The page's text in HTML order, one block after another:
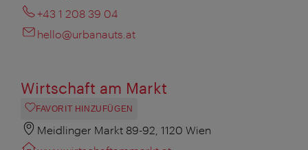
+43 1 208 39 04
hello@urbanauts.at
Wirtschaft am Markt
FAVORIT HINZUFÜGEN
Meidlinger Markt 89-92, 1120 Wien